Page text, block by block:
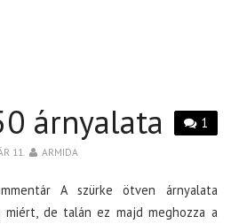
1
árnyalata
11. ARMIDA
A szürke ötven árnyalata
miért, de talán ez majd meghozza a